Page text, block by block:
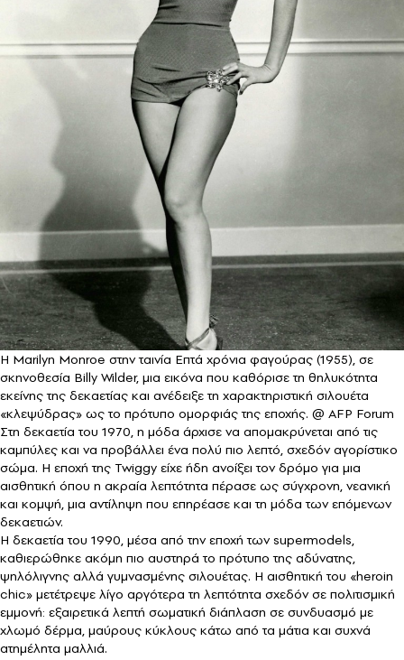
Η Marilyn Monroe στην ταινία Επτά χρόνια φαγούρας (1955), σε
σκηνοθεσία Billy Wilder, μια εικόνα που καθόρισε τη θηλυκότητα
εκείνης της δεκαετίας και ανέδειξε τη χαρακτηριστική σιλουέτα
«κλεψύδρας» ως το πρότυπο ομορφιάς της εποχής. @ AFP Forum
Στη δεκαετία του 1970, η μόδα άρχισε να απομακρύνεται από τις
καμπύλες και να προβάλλει ένα πολύ πιο λεπτό, σχεδόν αγορίστικο
σώμα. Η εποχή της Twiggy είχε ήδη ανοίξει τον δρόμο για μια
αισθητική όπου η ακραία λεπτότητα πέρασε ως σύγχρονη, νεανική
και κομψή, μια αντίληψη που επηρέασε και τη μόδα των επόμενων
δεκαετιών.
Η δεκαετία του 1990, μέσα από την εποχή των supermodels,
καθιερώθηκε ακόμη πιο αυστηρά το πρότυπο της αδύνατης,
ψηλόλιγνης αλλά γυμνασμένης σιλουέτας. Η αισθητική του «heroin
chic» μετέτρεψε λίγο αργότερα τη λεπτότητα σχεδόν σε πολιτισμική
εμμονή: εξαιρετικά λεπτή σωματική διάπλαση σε συνδυασμό με
χλωμό δέρμα, μαύρους κύκλους κάτω από τα μάτια και συχνά
ατημέλητα μαλλιά.